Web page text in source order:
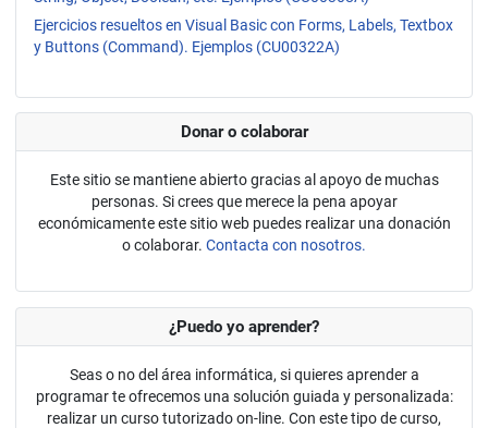
Ejercicios resueltos en Visual Basic con Forms, Labels, Textbox
y Buttons (Command). Ejemplos (CU00322A)
Donar o colaborar
Este sitio se mantiene abierto gracias al apoyo de muchas
personas. Si crees que merece la pena apoyar
económicamente este sitio web puedes realizar una donación
o colaborar. Contacta con nosotros.
¿Puedo yo aprender?
Seas o no del área informática, si quieres aprender a
programar te ofrecemos una solución guiada y personalizada:
realizar un curso tutorizado on-line. Con este tipo de curso,